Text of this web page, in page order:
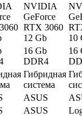
NVIDIA
GeForce
RTX 3060
12 Gb
10
16 Gb
DDR4
16
Гибридная
система
ASUS
ASUS